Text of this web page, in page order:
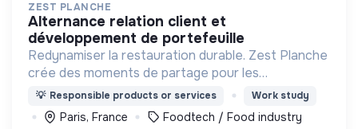
ZEST PLANCHE
alternance relation client et
développement de portefeuille
Redynamiser la restauration durable. Zest Planche
crée des moments de partage pour les
entreprises allant de 20 à 1000 Zesteurs en livrant
à vélo dans tout Paris des planches à partager
faites maison.
💡 Responsible products or services Work study
Paris, France Foodtech / Food industry